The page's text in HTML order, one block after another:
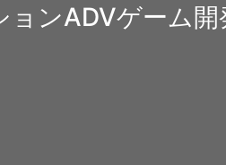
ョンADVゲーム開